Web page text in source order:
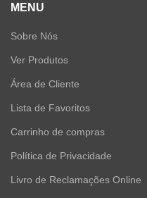
MENU
Sobre Nós
Ver Produtos
Área de Cliente
Lista de Favoritos
Carrinho de compras
Política de Privacidade
Livro de Reclamações Online